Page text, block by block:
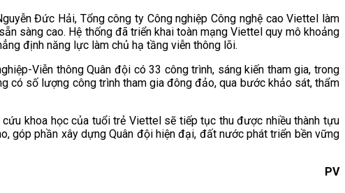
Đức Hải, Tổng công ty Công nghiệp Công nghệ cao Viettel làm
sàng cao. Hệ thống đã triển khai toàn mạng Viettel quy mô khoảng
định năng lực làm chủ hạ tầng viễn thông lõi.
Viễn thông Quân đội có 33 công trình, sáng kiến tham gia, trong
có số lượng công trình tham gia đông đảo, qua bước khảo sát, thẩm
khoa học của tuổi trẻ Viettel sẽ tiếp tục thu được nhiều thành tựu
góp phần xây dựng Quân đội hiện đại, đất nước phát triển bền vững
PV